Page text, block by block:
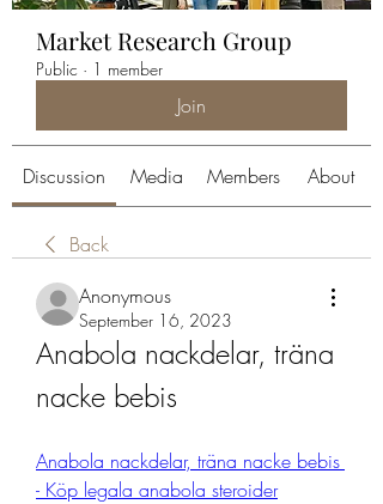
Market Research Group
Public · 1 member
Join
Discussion Media Members About
Back
Anonymous
September 16, 2023
Anabola nackdelar, träna
nacke bebis
Anabola nackdelar, träna nacke bebis
- Köp legala anabola steroider